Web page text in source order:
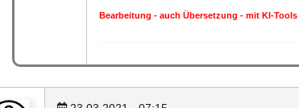
Bearbeitung - auch Übersetzung - mit KI-